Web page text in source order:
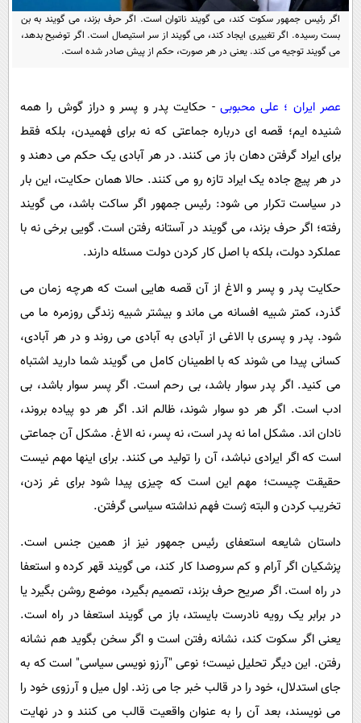
سرگرمی
فناوری
محیط زیست
سلامت
فرهنگی
اجتماعی
سیاست خارجی
روانشناسی
اگر رئیس جمهور سکوت کند، می گویند ناتوان است. اگر حرف بزند، می گویند به بن
بست رسیده. اگر تغییری ایجاد کند، می گویند از سر استیصال است. اگر توضیح بدهد،
می گویند توجیه می کند. یعنی در هر صورت، حکم از پیش صادر شده است.
عصر ایران ؛ علی محبوبی - حکایت پدر و پسر و دراز گوش را همه
شنیده ایم؛ قصه ای درباره جماعتی که نه برای فهمیدن، بلکه فقط
برای ایراد گرفتن دهان باز می کنند. در هر آبادی یک حکم می دهند و
در هر پیچ جاده یک ایراد تازه رو می کنند. حالا همان حکایت، این بار
در سیاست تکرار می شود: رئیس جمهور اگر ساکت باشد، می گویند
رفته؛ اگر حرف بزند، می گویند در آستانه رفتن است. گویی برخی نه با
عملکرد دولت، بلکه با اصل کار کردن دولت مسئله دارند.
حکایت پدر و پسر و الاغ از آن قصه هایی است که هرچه زمان می
گذرد، کمتر شبیه افسانه می ماند و بیشتر شبیه زندگی روزمره ما می
شود. پدر و پسری با الاغی از آبادی به آبادی می روند و در هر آبادی،
کسانی پیدا می شوند که با اطمینان کامل می گویند شما دارید اشتباه
می کنید. اگر پدر سوار باشد، بی رحم است. اگر پسر سوار باشد، بی
ادب است. اگر هر دو سوار شوند، ظالم اند. اگر هر دو پیاده بروند،
نادان اند. مشکل اما نه پدر است، نه پسر، نه الاغ. مشکل آن جماعتی
است که اگر ایرادی نباشد، آن را تولید می کنند. برای اینها مهم نیست
حقیقت چیست؛ مهم این است که چیزی پیدا شود برای غر زدن،
تخریب کردن و البته ژست فهم نداشته سیاسی گرفتن.
داستان شایعه استعفای رئیس جمهور نیز از همین جنس است.
پزشکیان اگر آرام و کم سروصدا کار کند، می گویند قهر کرده و استعفا
در راه است. اگر صریح حرف بزند، تصمیم بگیرد، موضع روشن بگیرد یا
در برابر یک رویه نادرست بایستد، باز می گویند استعفا در راه است.
یعنی اگر سکوت کند، نشانه رفتن است و اگر سخن بگوید هم نشانه
رفتن. این دیگر تحلیل نیست؛ نوعی "آرزو نویسی سیاسی" است که به
جای استدلال، خود را در قالب خبر جا می زند. اول میل و آرزوی خود را
می نویسند، بعد آن را به عنوان واقعیت قالب می کنند و در نهایت